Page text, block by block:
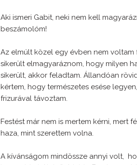
Aki ismeri Gabit, neki nem kell
beszámolóm!
Az elmúlt közel egy évben nem voltam
sikerült elmagyaráznom, hogy milyen
sikerült, akkor feladtam. Állandóan
kértem, hogy természetes esése
frizurával távoztam.
Festést már nem is mertem kérni, mert
haza, mint szerettem volna.
A kívánságom mindössze annyi volt,